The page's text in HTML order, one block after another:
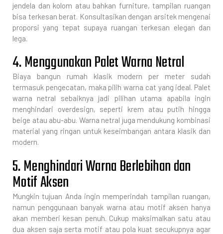
jendela dan kolom atau bahkan furniture, tampilan ruangan
bisa terkesan berat. Konsultasikan dengan arsitek mengenai
proporsi yang tepat supaya ruangan terkesan elegan dan
lega.
4. Menggunakan Palet Warna Netral
Biaya bangun rumah klasik modern per meter sudah
termasuk pengecatan, maka pilih warna cat yang ideal. Palet
warna netral sebaiknya jadi pilihan utama apabila ingin
menghindari overdesign, seperti krem atau putih hingga
beige atau abu-abu. Warna netral juga mendukung kombinasi
material yang ringan untuk keseimbangan antara klasik dan
modern.
5. Menghindari Warna Berlebihan dan
Motif Aksen
Mungkin tujuan Anda ingin memperindah tampilan ruangan,
namun penggunaan banyak warna atau motif aksen hanya
akan memberi kesan penuh. Cukup maksimalkan satu atau
dua aksen saja serta motif atau pola kuat secukupnya agar